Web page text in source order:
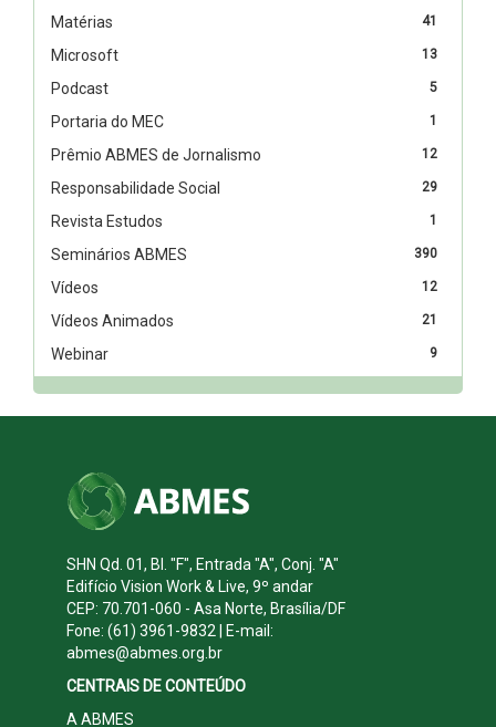
41
Matérias
13
Microsoft
5
Podcast
1
Portaria do MEC
12
Prêmio ABMES de Jornalismo
29
Responsabilidade Social
1
Revista Estudos
390
Seminários ABMES
12
Vídeos
21
Vídeos Animados
9
Webinar
SHN Qd. 01, Bl. "F", Entrada "A", Conj. "A"
Edifício Vision Work & Live, 9º andar
CEP: 70.701-060 - Asa Norte, Brasília/DF
Fone: (61) 3961-9832 | E-mail:
abmes@abmes.org.br
CENTRAIS DE CONTEÚDO
A ABMES